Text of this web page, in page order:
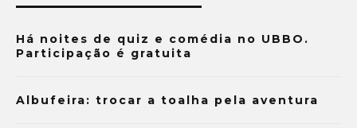
Há noites de quiz e comédia no UBBO.
Participação é gratuita
Albufeira: trocar a toalha pela aventura